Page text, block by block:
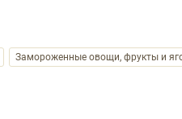
Замороженные овощи, фрукты и